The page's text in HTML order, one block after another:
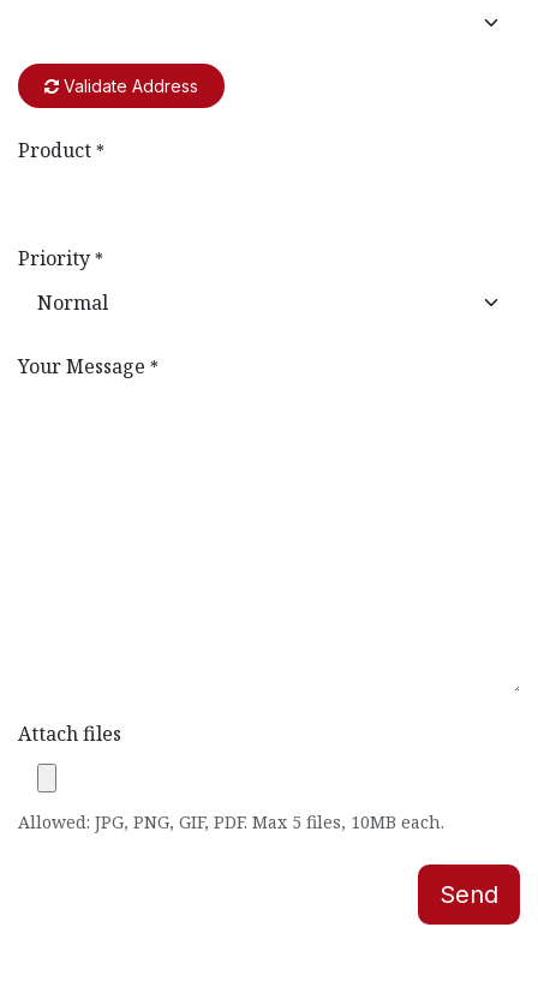
Validate Address
Product *
Priority *
Your Message *
Attach files
Allowed: JPG, PNG, GIF, PDF. Max 5 files, 10MB each.
Send